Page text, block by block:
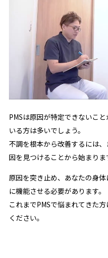
PMSは原因が特定できないこ
いる方は多いでしょう。
不調を根本から改善するには
因を見つけることから始まりま
原因を突き止め、あなたの身
に機能させる必要があります。
これまでPMSで悩まれてきた
ください。